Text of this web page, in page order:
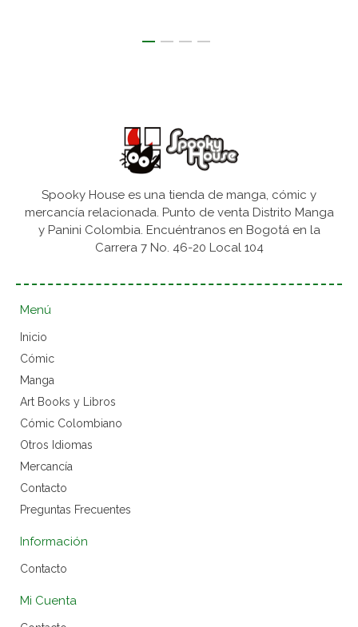
Spooky House es una tienda de manga, cómic y
mercancía relacionada. Punto de venta Distrito Manga
y Panini Colombia. Encuéntranos en Bogotá en la
Carrera 7 No. 46-20 Local 104
Menú
Inicio
Cómic
Manga
Art Books y Libros
Cómic Colombiano
Otros Idiomas
Mercancía
Contacto
Preguntas Frecuentes
Información
Contacto
Mi Cuenta